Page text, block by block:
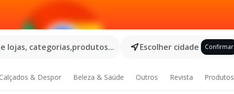
lojas, categorias,produtos...
Escolher cidade Confirmar
& Despor Beleza & Saúde Outros Revista Produtos